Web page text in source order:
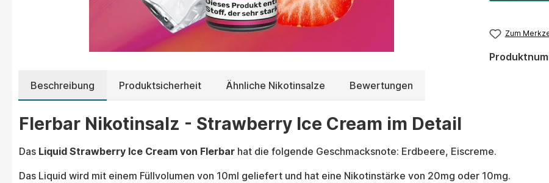
Zum
Beschreibung Produktsicherheit Ähnliche Nikotinsalze Bewertungen
Flerbar Nikotinsalz - Strawberry Ice Cream im Detail
Das Liquid Strawberry Ice Cream von Flerbar hat die folgende Geschmacksnote: Erdbeere, Eiscreme.
Das Liquid wird mit einem Füllvolumen von 10ml geliefert und hat eine Nikotinstärke von 20mg oder 10mg.